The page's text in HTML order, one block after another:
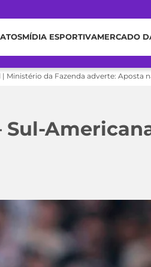
MÍDIA ESPORTIVAMERCADO
Ministério da Fazenda adverte: Aposta